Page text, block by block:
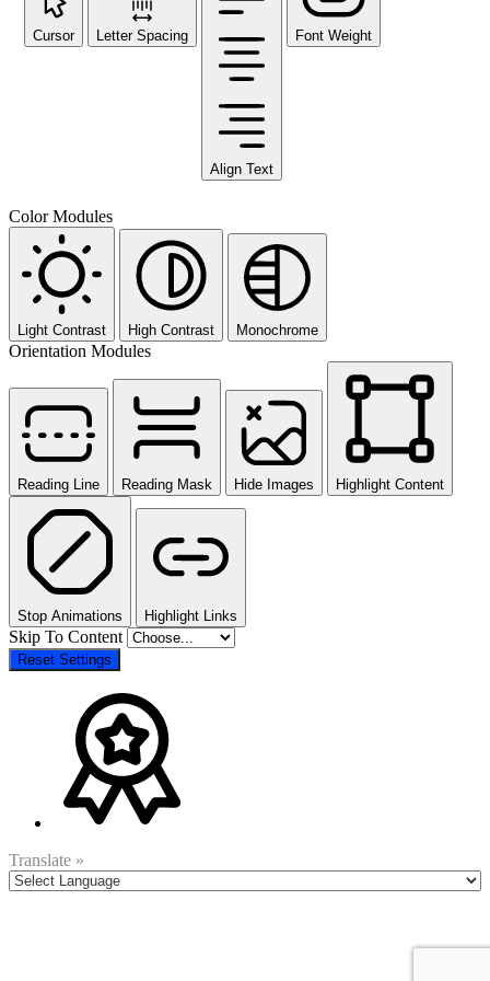
Cursor Letter Spacing
Align Text
Font Weight
Color Modules
Light Contrast High Contrast Monochrome
Orientation Modules
Reading Line Reading Mask Hide Images Highlight Content
Stop Animations Highlight Links
Skip To Content
Reset Settings
Translate »